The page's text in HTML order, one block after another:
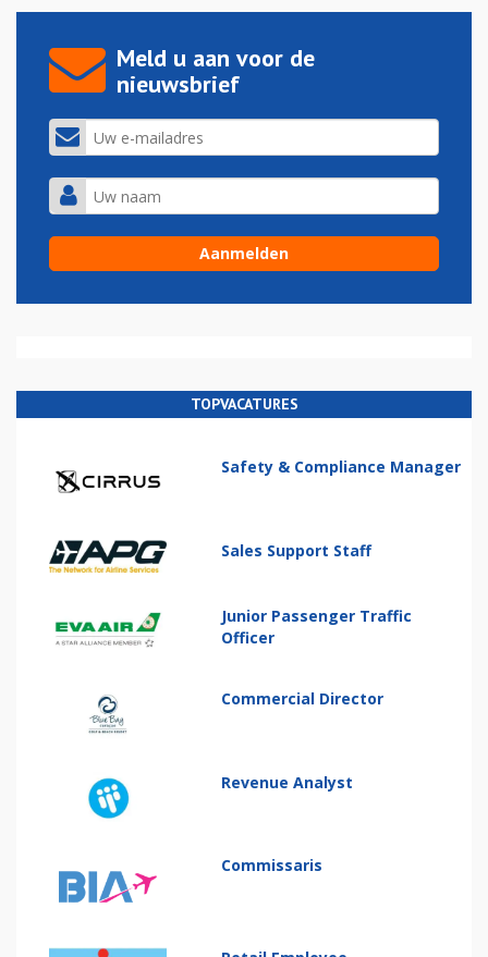
Meld u aan voor de
nieuwsbrief
TOPVACATURES
Safety & Compliance Manager
Sales Support Staff
Junior Passenger Traffic
Officer
Commercial Director
Revenue Analyst
Commissaris